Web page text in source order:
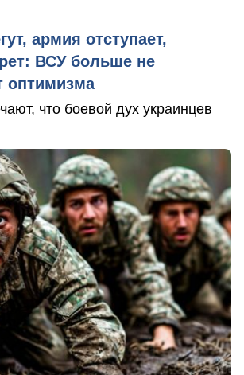
армия отступает,
ВСУ больше не
оптимизма
что боевой дух украинцев